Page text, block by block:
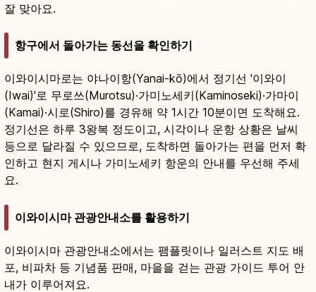
잘 맞아요.
항구에서 돌아가는 동선을 확인하기
이와이시마로는 야나이항(Yanai-kō)에서 정기선 '이와이
(Iwai)'로 무로쓰(Murotsu)·가미노세키(Kaminoseki)·가마이
(Kamai)·시로(Shiro)를 경유해 약 1시간 10분이면 도착해요.
정기선은 하루 3왕복 정도이고, 시각이나 운항 상황은 날씨
등으로 달라질 수 있으므로, 도착하면 돌아가는 편을 먼저 확
인하고 현지 게시나 가미노세키 항운의 안내를 우선해 주세
요.
이와이시마 관광안내소를 활용하기
이와이시마 관광안내소에서는 팸플릿이나 일러스트 지도 배
포, 비파차 등 기념품 판매, 마을을 걷는 관광 가이드 투어 안
내가 이루어져요.